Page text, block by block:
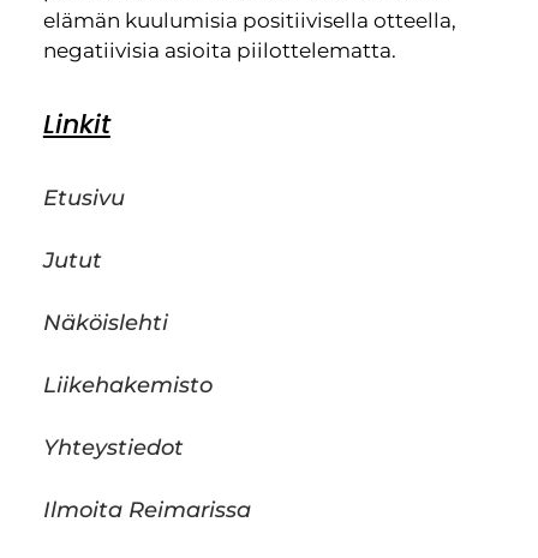
elämän kuulumisia positiivisella otteella,
negatiivisia asioita piilottelematta.
Linkit
Etusivu
Jutut
Näköislehti
Liikehakemisto
Yhteystiedot
Ilmoita Reimarissa